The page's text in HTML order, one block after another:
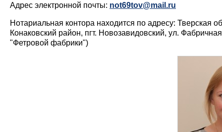
Адрес электронной почты: not69tov@mail.ru
Нотариальная контора находится по адресу: Тверская
Конаковский район, пгт. Новозавидовский, ул.
"Фетровой фабрики")